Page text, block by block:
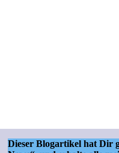
Dieser Blogartikel hat Dir